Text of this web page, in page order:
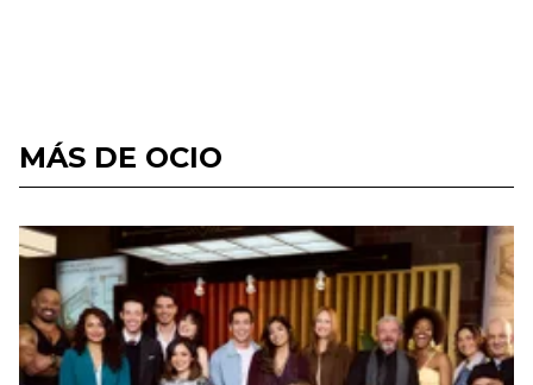
MÁS DE OCIO